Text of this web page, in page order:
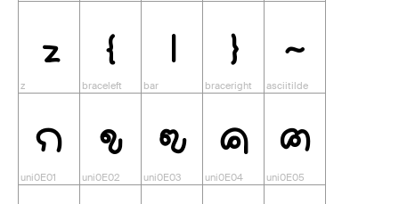
z { | } ~
ก ข ฃ ค ฅ